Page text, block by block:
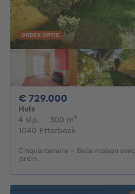
ONDER OPTIE
€ 729.000
Huis
4 slp. 4 slaapkamers
· 300 m²
1040 Etterbeek
Cinquantenaire - Belle maison avec
jardin